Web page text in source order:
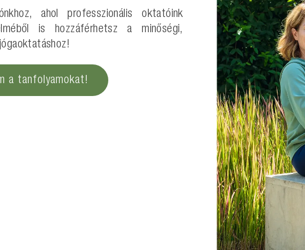
ahol professzionális oktatóink
is hozzáférhetsz a minőségi,
a tanfolyamokat!